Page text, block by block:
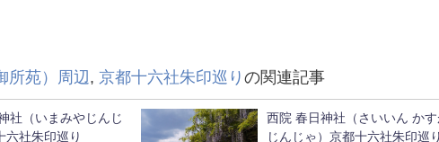
所苑）周辺 ,京都十六社朱印巡りの関連記事
社（いまみやじんじ
六社朱印巡り
西院 春日神社（さいいん か
じんじゃ）京都十六社朱印巡り